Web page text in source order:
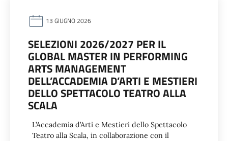
13 GIUGNO 2026
SELEZIONI 2026/2027 PER IL
GLOBAL MASTER IN PERFORMING
ARTS MANAGEMENT
DELL’ACCADEMIA D’ARTI E MESTIERI
DELLO SPETTACOLO TEATRO ALLA
SCALA
L’Accademia d’Arti e Mestieri dello Spettacolo
Teatro alla Scala, in collaborazione con il